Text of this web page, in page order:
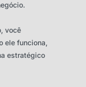
você
ele funciona,
estratégico